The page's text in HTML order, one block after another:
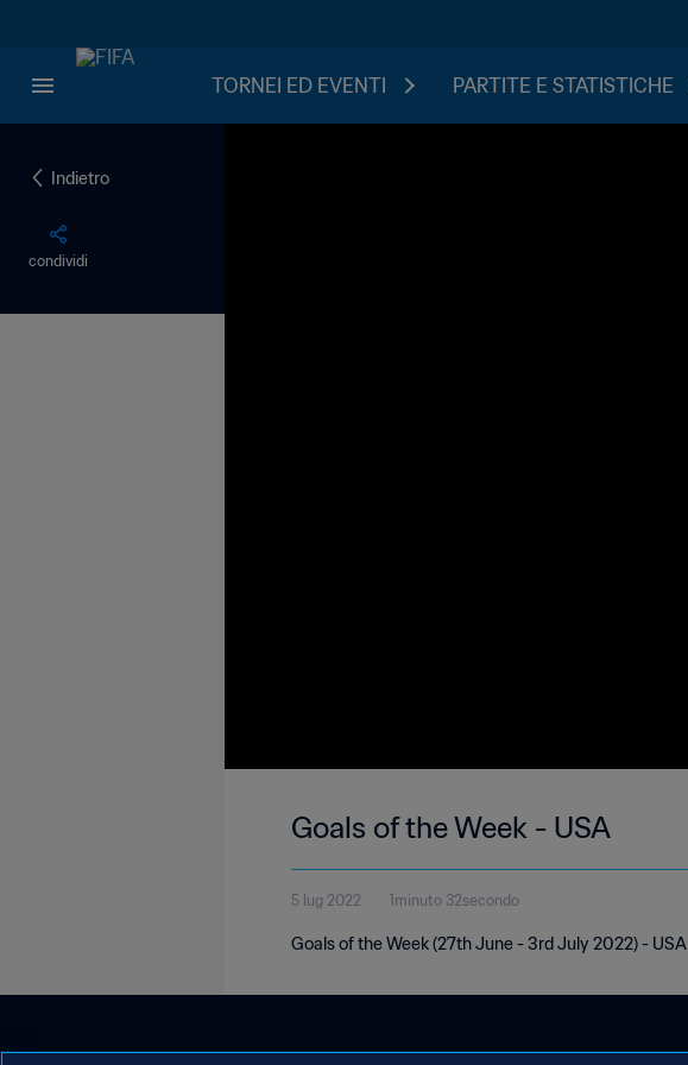
TORNEI ED EVENTI PARTITE E STATISTICHE
Indietro
condividi
Goals of the Week - USA
5 lug 2022 1minuto 32secondo
Goals of the Week (27th June - 3rd July 2022) - USA